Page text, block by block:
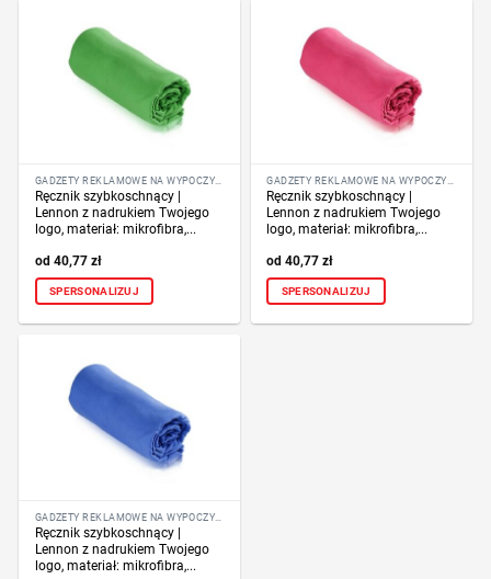
Ręcznik szybkoschnący |
Lennon z nadrukiem Twojego
logo, materiał: mikrofibra,...
40,77 zł
SPERSONALIZUJ
Ręcznik szybkoschnący |
Lennon z nadrukiem Twojego
logo, materiał: mikrofibra,...
40,77zł
SPERSONALIZUJ
Ręcznik szybkoschnący |
Lennon z nadrukiem Twojego
logo, materiał: mikrofibra,...